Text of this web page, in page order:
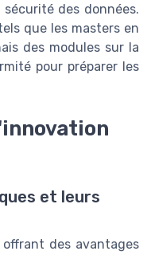
des données.
que les masters en
des modules sur la
pour préparer les
et leurs
des avantages